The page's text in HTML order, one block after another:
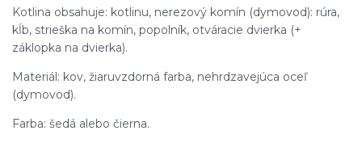
Kotlina obsahuje: kotlinu, nerezový komín (dymovod): rúra,
kĺb, strieška na komín, popolník, otváracie dvierka (+
záklopka na dvierka).
Materiál: kov, žiaruvzdorná farba, nehrdzavejúca oceľ
(dymovod).
Farba: šedá alebo čierna.